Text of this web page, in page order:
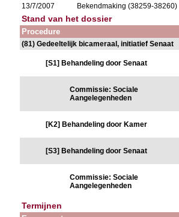
13/7/2007
Bekendmaking (38259-38260)
Stand van het dossier
Procedure
(81) Gedeeltelijk bicameraal, initiatief Senaat
[S1] Behandeling door Senaat
Commissie: Sociale
Aangelegenheden
[K2] Behandeling door Kamer
[S3] Behandeling door Senaat
Commissie: Sociale
Aangelegenheden
Termijnen